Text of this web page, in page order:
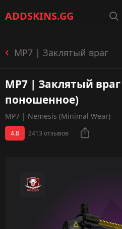
ADDSKINS.GG
Пистолеты-пулемёты
Перчатки
MP7 | Заклятый враг
MP7 | Заклятый
поношенное)
MP7 | Nemesis (Minimal Wear)
4.8 2413 отзывов